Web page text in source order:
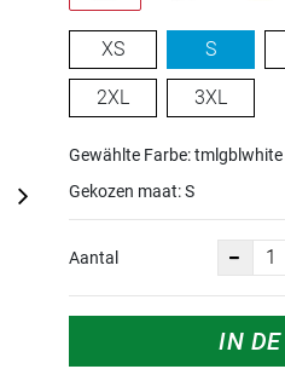
XS S
2XL 3XL
Gewählte Farbe: tmlgblwhite
Gekozen maat:S
Aantal
IN